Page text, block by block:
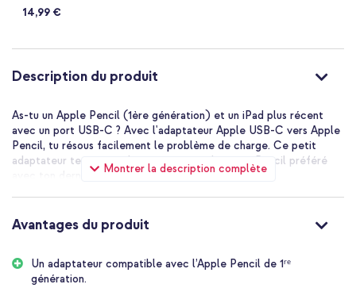
14,99 €
Description du produit
Montrer la description complète
As-tu un Apple Pencil (1ère génération) et un iPad plus récent
avec un port USB-C ? Avec l'adaptateur Apple USB-C vers Apple
Pencil, tu résous facilement le problème de charge. Ce petit
adaptateur te permet de continuer à utiliser ton Pencil préféré
avec ton dernier iPad.
Cet adaptateur est indispensable si tu veux coupler et charger
ton Apple Pencil (1ère génération) avec l'iPad (10ème
l'adaptateur et le câble de charge USB-C de ton iPad de l'autre
côté. Ainsi, tu peux commencer à travailler immédiatement et
Avantages du produit
Un adaptateur compatible avec l’Apple Pencil de 1ʳᵉ
génération.